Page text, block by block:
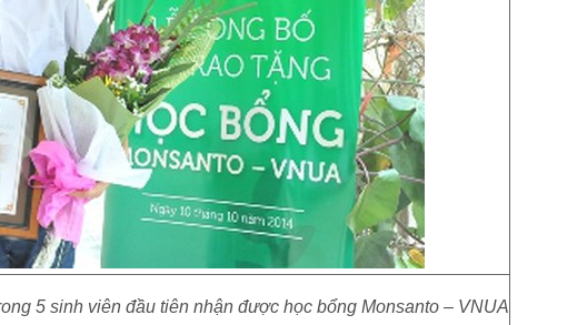
5 sinh viên đầu tiên nhận được học bổng Monsanto – VNUA